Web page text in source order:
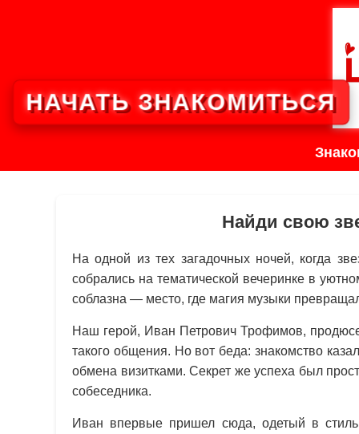
Найди свою
На одной из тех загадочных ночей, когда
собрались на тематической вечеринке в
соблазна — место, где магия музыки
Наш герой, Иван Петрович Трофимов,
такого общения. Но вот беда: знакомство
обмена визитками. Секрет же успеха был
собеседника.
Иван впервые пришел сюда, одетый в
НАЧАТЬ ЗНАКОМИТЬСЯ